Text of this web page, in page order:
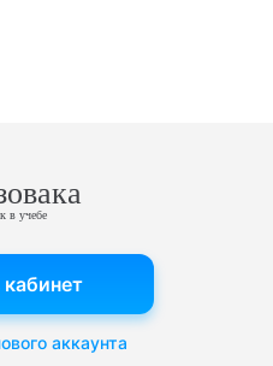
в учебе
аккаунта